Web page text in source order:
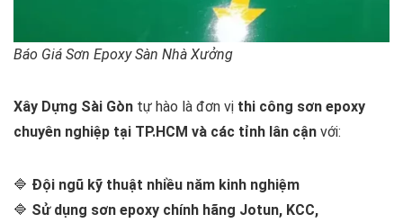
Báo Giá Sơn Epoxy Sàn Nhà Xưởng
Xây Dựng Sài Gòn tự hào là đơn vị thi công sơn epoxy
chuyên nghiệp tại TP.HCM và các tỉnh lân cận với:
🔷 Đội ngũ kỹ thuật nhiều năm kinh nghiệm
🔷 Sử dụng sơn epoxy chính hãng Jotun, KCC,